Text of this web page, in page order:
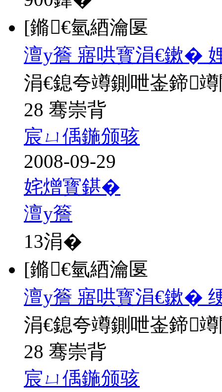
[鏅€氫綇瀹匽
澶у簷 寤哄寳涓€鏉�
涓€鎴夸竴鍘呭崟鍗
28 骞崇背
宸ㄩ偊鍦颁骇
2008-09-29
姹熷寳鍖�
澶у簷
13涓�
[鏅€氫綇瀹匽
澶у簷 寤哄寳涓€鏉�
涓€鎴夸竴鍘呭崟鍗
28 骞崇背
宸ㄩ偊鍦颁骇